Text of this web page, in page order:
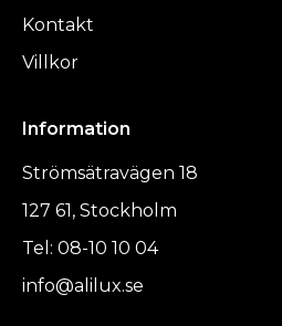
Kontakt
Villkor
Information
Strömsätravägen 18
127 61, Stockholm
Tel: 08-10 10 04
info@alilux.se